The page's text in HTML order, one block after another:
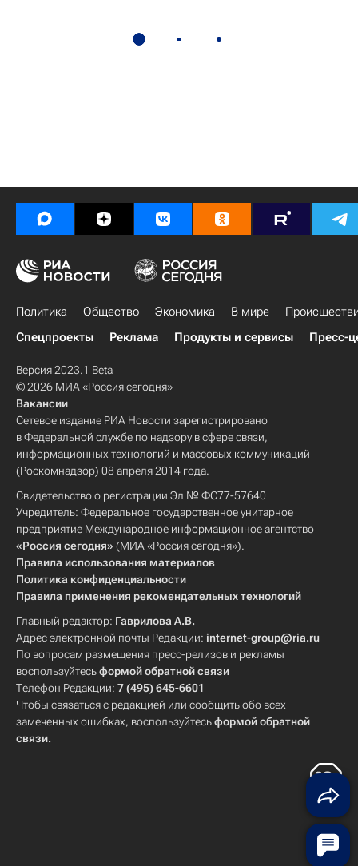
Политика Общество Экономика В мире
Спецпроекты
Реклама Продукты и сервисы Пресс-
Версия 2023.1 Beta
© 2026 МИА «Россия сегодня»
Вакансии
Сетевое издание РИА Новости зарегистрировано
в Федеральной службе по надзору в сфере связи,
информационных технологий и массовых коммуникаций
(Роскомнадзор) 08 апреля 2014 года.
Свидетельство о регистрации Эл № ФС77-57640
Учредитель: Федеральное государственное унитарное
предприятие Международное информационное агентство
«Россия сегодня» (МИА «Россия сегодня»).
Правила использования материалов
Политика конфиденциальности
Правила применения рекомендательных технологий
Главный редактор: Гаврилова А.В.
Адрес электронной почты Редакции: internet-group@ria.ru
По вопросам размещения пресс-релизов и рекламы
воспользуйтесьформой обратной связи
Телефон Редакции: 7 (495) 645-6601
Чтобы связаться с редакцией или сообщить обо всех
замеченных ошибках, воспользуйтесьформой обратной
связи.